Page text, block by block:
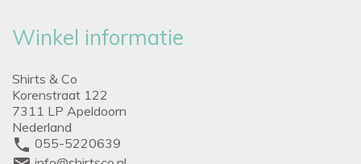
Winkel informatie
Shirts & Co
Korenstraat 122
7311 LP Apeldoorn
Nederland
phone 055-5220639